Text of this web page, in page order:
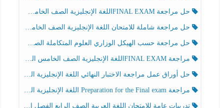
حل مراجعة FINAL EXAMاللغة الإنجليزية الصف الخامس الفصل الثالث
حل مراجعة شاملة للامتحان اللغة الإنجليزية الصف الخامس الفصل الثالث
حل مراجعة حسب الهيكل الوزاري العلوم المتكاملة الصف الخامس عام الفصل الثالث
مراجعة FINAL EXAMاللغة الإنجليزية الصف الخامس الفصل الثالث
حل أوراق عمل مراجعة الاختبار النهائي اللغة الإنجليزية الصف الرابع الفصل الثالث
مراجعة Preparation for the Final exam اللغة الإنجليزية الصف الرابع الفصل الثالث
تدريبات عامة للامتحان اللغة العربية الصف الرابع الفصل الثالث